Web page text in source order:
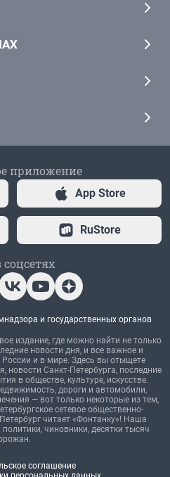
приложение
App Store
RuStore
и государственных органов
издание, где можно найти не только
новости дня, и все важное и
России и в мире. Здесь вы отыщете
новости Санкт-Петербурга, последние
в обществе, культуре, искусстве.
дороги и автомобили,
— вот только некоторые из тем,
сетевое общественно-
читает «Фонтанку»! Наша
чиновники, десятки тысяч
соглашение